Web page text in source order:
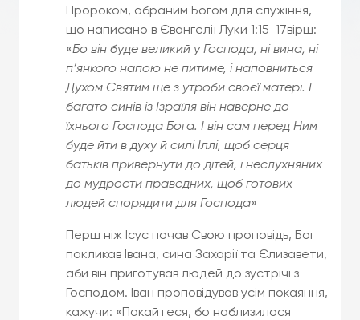
Пророком, обраним Богом для служіння,
що написано в Євангелії Луки 1:15-17вірш:
«Бо він буде великий у Господа, ні вина, ні
п’янкого напою не питиме, і наповниться
Духом Святим ще з утроби своєї матері. І
багато синів із Ізраїля він наверне до
їхнього Господа Бога. І він сам перед Ним
буде йти в духу й силі Іллі, щоб серця
батьків привернути до дітей, і неслухняних
до мудрости праведних, щоб готових
людей спорядити для Господа»
Перш ніж Ісус почав Свою проповідь, Бог
покликав Івана, сина Захарії та Єлизавети,
аби він приготував людей до зустрічі з
Господом. Іван проповідував усім покаяння,
кажучи: «Покайтеся, бо наблизилося